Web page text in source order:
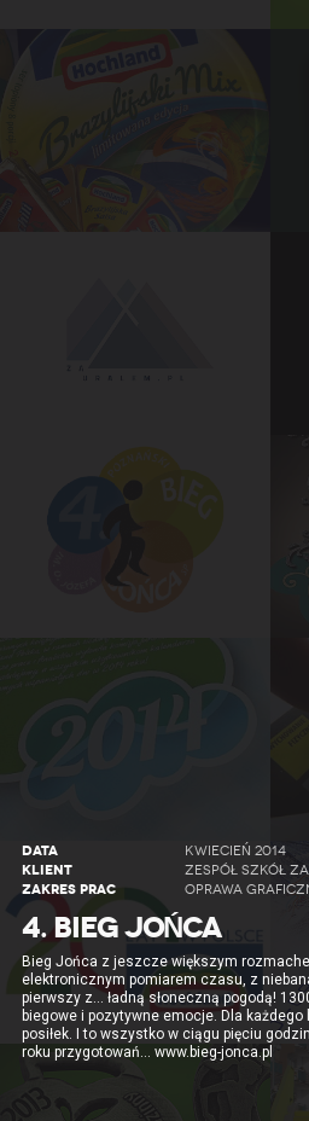
DATA KWIECIEŃ 2014
KLIENT ZESPÓŁ SZKÓŁ
ZAKRES PRAC OPRAWA
4. BIEG JOŃCA
Bieg Jońca z jeszcze większym
elektronicznym pomiarem czasu, z
pierwszy z… ładną słoneczną pogodą!
biegowe i pozytywne emocje. Dla
posiłek. I to wszystko w ciągu pięciu
roku przygotowań… www.bieg-jonca.pl